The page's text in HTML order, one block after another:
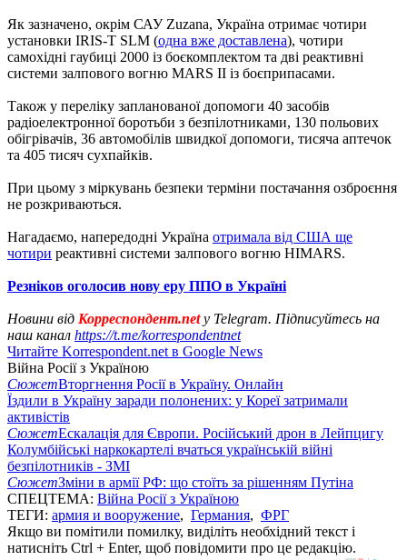
Як зазначено, окрім САУ Zuzana, Україна отримає чотири
установки IRIS-T SLM (одна вже доставлена), чотири
самохідні гаубиці 2000 із боєкомплектом та дві реактивні
системи залпового вогню MARS II із боєприпасами.
Також у переліку запланованої допомоги 40 засобів
радіоелектронної боротьби з безпілотниками, 130 польових
обігрівачів, 36 автомобілів швидкої допомоги, тисяча аптечок
та 405 тисяч сухпайків.
При цьому з міркувань безпеки терміни постачання озброєння
не розкриваються.
Нагадаємо, напередодні Україна отримала від США ще
чотири реактивні системи залпового вогню HIMARS.
Резніков оголосив нову еру ППО в Україні
Новини від Корреспондент.netу Telegram. Підписуйтесь на
наш канал https://t.me/korrespondentnet
Читайте Korrespondent.net в Google News
Війна Росії з Україною
СюжетВторгнення Росії в Україну. Онлайн
Їздили в Україну заради полонених: у Кореї затримали
активістів
СюжетЕскалація для Європи. Російський дрон в Лейпцигу
Колумбійські наркокартелі вчаться українській війні
безпілотників - ЗМІ
СюжетЗміни в армії РФ: що стоїть за рішенням Путіна
СПЕЦТЕМА: Війна Росії з Україною
ТЕГИ: армия и вооружение, Германия, ФРГ
Якщо ви помітили помилку, виділіть необхідний текст і
натисніть Ctrl + Enter, щоб повідомити про це редакцію.